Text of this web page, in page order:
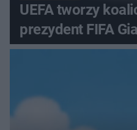
UEFA tworzy
prezydent FIFA